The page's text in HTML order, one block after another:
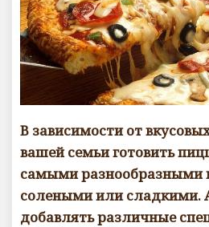
В зависимости от
вашей семьи готовить
самыми
солеными или сладкими.
добавлять различные